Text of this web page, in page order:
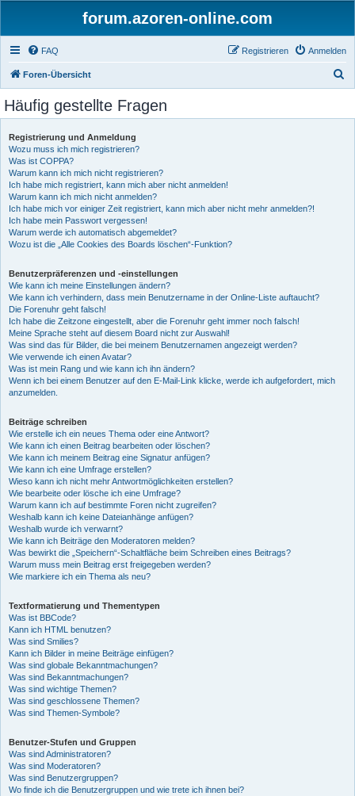
forum.azoren-online.com
FAQ Anmelden
Registrieren
Foren-Übersicht
Häufig gestellte Fragen
Registrierung und Anmeldung
Wozu muss ich mich registrieren?
Was ist COPPA?
Warum kann ich mich nicht registrieren?
Ich habe mich registriert, kann mich aber nicht anmelden!
Warum kann ich mich nicht anmelden?
Ich habe mich vor einiger Zeit registriert, kann mich aber nicht mehr anmelden?!
Ich habe mein Passwort vergessen!
Warum werde ich automatisch abgemeldet?
Wozu ist die „Alle Cookies des Boards löschen“-Funktion?
Benutzerpräferenzen und -einstellungen
Wie kann ich meine Einstellungen ändern?
Wie kann ich verhindern, dass mein Benutzername in der Online-Liste auftaucht?
Die Forenuhr geht falsch!
Ich habe die Zeitzone eingestellt, aber die Forenuhr geht immer noch falsch!
Meine Sprache steht auf diesem Board nicht zur Auswahl!
Was sind das für Bilder, die bei meinem Benutzernamen angezeigt werden?
Wie verwende ich einen Avatar?
Was ist mein Rang und wie kann ich ihn ändern?
Wenn ich bei einem Benutzer auf den E-Mail-Link klicke, werde ich aufgefordert, mich
anzumelden.
Beiträge schreiben
Wie erstelle ich ein neues Thema oder eine Antwort?
Wie kann ich einen Beitrag bearbeiten oder löschen?
Wie kann ich meinem Beitrag eine Signatur anfügen?
Wie kann ich eine Umfrage erstellen?
Wieso kann ich nicht mehr Antwortmöglichkeiten erstellen?
Wie bearbeite oder lösche ich eine Umfrage?
Warum kann ich auf bestimmte Foren nicht zugreifen?
Weshalb kann ich keine Dateianhänge anfügen?
Weshalb wurde ich verwarnt?
Wie kann ich Beiträge den Moderatoren melden?
Was bewirkt die „Speichern“-Schaltfläche beim Schreiben eines Beitrags?
Warum muss mein Beitrag erst freigegeben werden?
Wie markiere ich ein Thema als neu?
Textformatierung und Thementypen
Was ist BBCode?
Kann ich HTML benutzen?
Was sind Smilies?
Kann ich Bilder in meine Beiträge einfügen?
Was sind globale Bekanntmachungen?
Was sind Bekanntmachungen?
Was sind wichtige Themen?
Was sind geschlossene Themen?
Was sind Themen-Symbole?
Benutzer-Stufen und Gruppen
Was sind Administratoren?
Was sind Moderatoren?
Was sind Benutzergruppen?
Wo finde ich die Benutzergruppen und wie trete ich ihnen bei?